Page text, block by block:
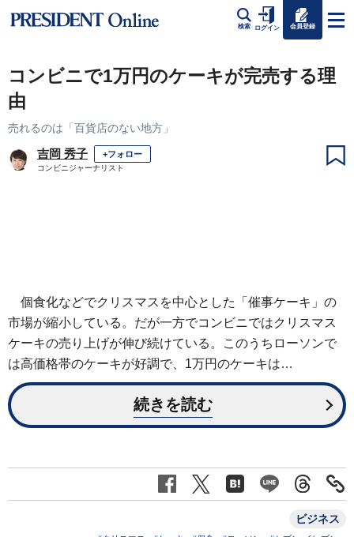
検索 ログイン 会員登録
コンビニで1万円のケーキが完売する理
由
売れるのは「百貨店のない地方」
吉岡 秀子 +フォロー
コンビニジャーナリスト
個食化などでクリスマスを中心とした「催事ケーキ」の
市場が縮小している。だが一方でコンビニではクリスマス
ケーキの売り上げが伸び続けている。このうちローソンで
は高価格帯のケーキが好調で、1万円のケーキは…
続きを読む
ビジネス